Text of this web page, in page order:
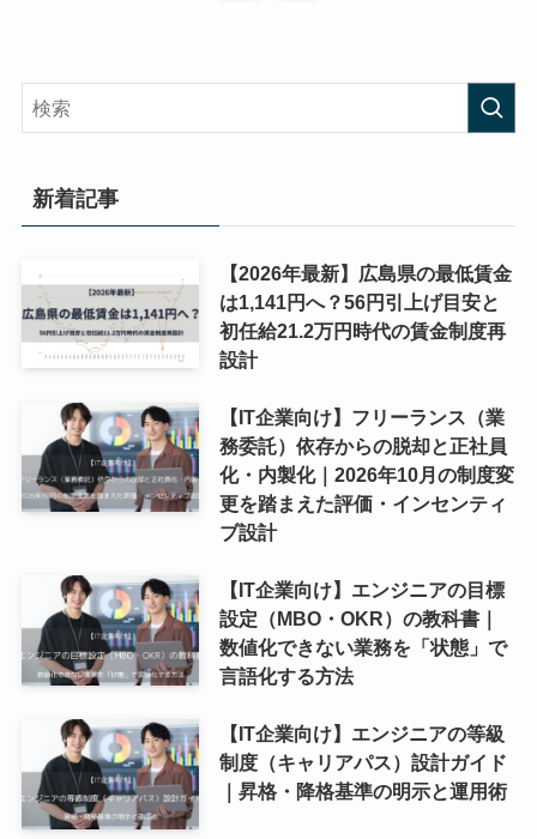
新着記事
【2026年最新】広島県の最低賃金
は1,141円へ？56円引上げ目安と
初任給21.2万円時代の賃金制度再
設計
【IT企業向け】フリーランス（業
務委託）依存からの脱却と正社員
化・内製化｜2026年10月の制度変
更を踏まえた評価・インセンティ
ブ設計
【IT企業向け】エンジニアの目標
設定（MBO・OKR）の教科書｜
数値化できない業務を「状態」で
言語化する方法
【IT企業向け】エンジニアの等級
制度（キャリアパス）設計ガイド
｜昇格・降格基準の明示と運用術